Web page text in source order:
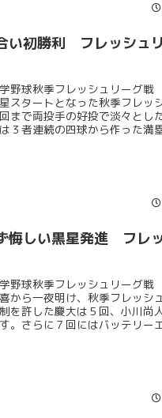
い初勝利 フレッシュ
野球秋季フレッシュリーグ
スタートとなった秋季フレッ
まで両投手の好投で淡々とし
３者連続の四球から作った満
悔しい黒星発進 フレ
野球秋季フレッシュリーグ
から一夜明け、秋季フレッシ
を許した慶大は５回、小川尚
。さらに７回にはバッテリー